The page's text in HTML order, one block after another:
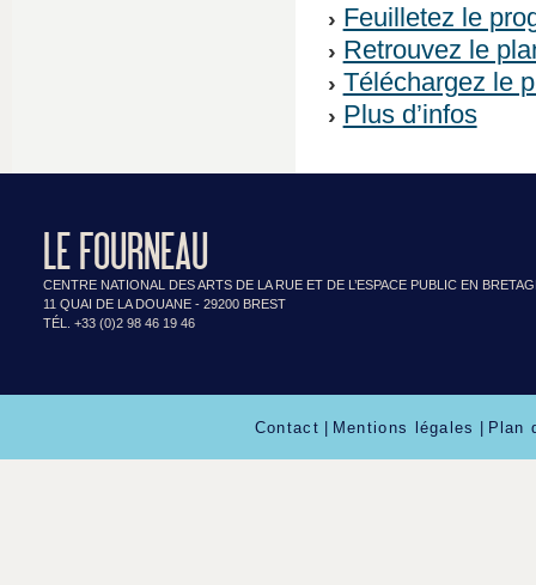
Feuilletez le
Retrouvez le
Téléchargez le
Plus d’infos
LE FOURNEAU
CENTRE NATIONAL DES ARTS DE LA RUE ET DE L’ESPACE PUBLIC EN
11 QUAI DE LA DOUANE - 29200 BREST
TÉL. +33 (0)2 98 46 19 46
Contact | Mentions légales | Plan